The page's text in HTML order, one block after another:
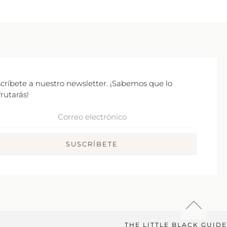
a nuestro newsletter. ¡Sabemos que lo
SUSCRÍBETE
THE LITTLE BLACK GUIDE